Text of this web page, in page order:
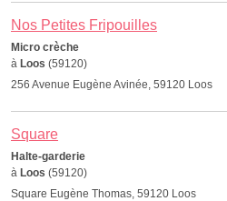
Nos Petites Fripouilles
Micro crèche
à Loos (59120)
256 Avenue Eugène Avinée, 59120 Loos
Square
Halte-garderie
à Loos (59120)
Square Eugène Thomas, 59120 Loos